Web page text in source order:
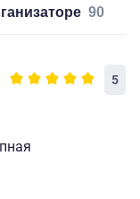
90
5